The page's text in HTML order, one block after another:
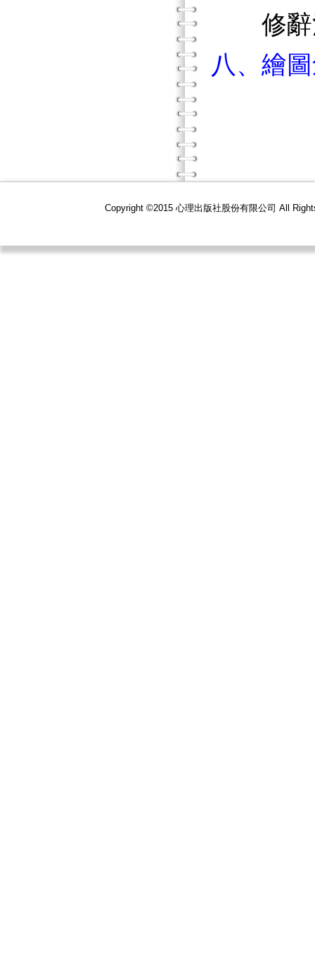
修辭
八、繪
Copyright ©2015 心理出版社股份有限公司 All